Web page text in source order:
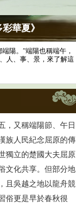
華夏》
陽。”端陽也稱端午，
人、事、景，來了解這
又稱端陽節、午日
族人民紀念屈原的傳
獨立的楚國大夫屈原
文化共享。但部分地
且吳越之地以龍舟競
俗更是早於春秋很